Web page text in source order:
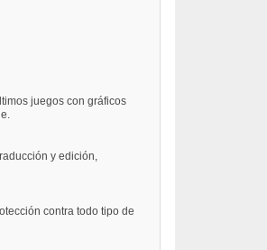
juegos con gráficos
y edición,
contra todo tipo de